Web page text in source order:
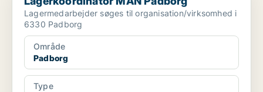
Lagermedarbejder søges til organisation/virksomhed i
6330 Padborg
Område
Padborg
Type